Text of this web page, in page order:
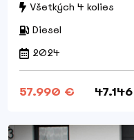
Všetkých 4 kolies
Diesel
2024
57.990 €